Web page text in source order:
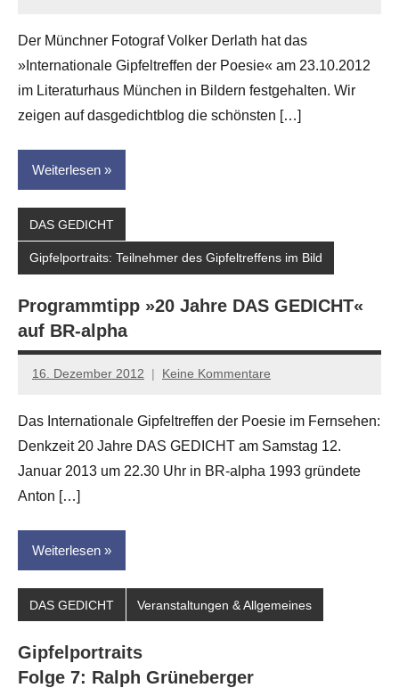
Anton
Leitner
Der Münchner Fotograf Volker Derlath hat das
»Internationale Gipfeltreffen der Poesie« am 23.10.2012
im Literaturhaus München in Bildern festgehalten. Wir
zeigen auf dasgedichtblog die schönsten […]
Weiterlesen
DAS GEDICHT
Gipfelportraits: Teilnehmer des Gipfeltreffens im Bild
Programmtipp »20 Jahre DAS GEDICHT«
auf BR-alpha
16. Dezember 2012
Anton
Leitner
Keine Kommentare
Das Internationale Gipfeltreffen der Poesie im Fernsehen:
Denkzeit 20 Jahre DAS GEDICHT am Samstag 12.
Januar 2013 um 22.30 Uhr in BR-alpha 1993 gründete
Anton […]
Weiterlesen
DAS GEDICHT Veranstaltungen & Allgemeines
Gipfelportraits
Folge 7: Ralph Grüneberger